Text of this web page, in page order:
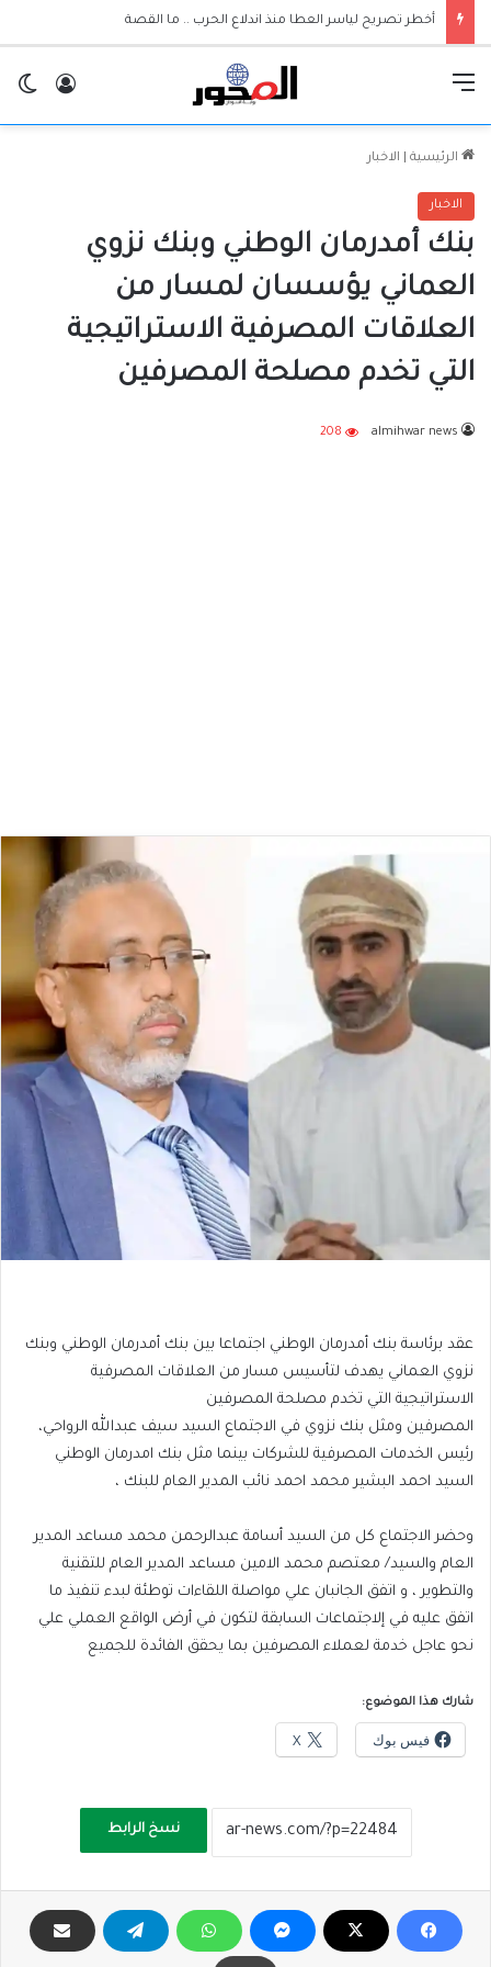
أخطر تصريح لياسر العطا منذ اندلاع الحرب .. ما القصة
الرئيسية الاخبار
الاخبار
بنك أمدرمان الوطني وبنك نزوي
العماني يؤسسان لمسار من
العلاقات المصرفية الاستراتيجية
التي تخدم مصلحة المصرفين
almihwar news
208
عقد برئاسة بنك أمدرمان الوطني اجتماعا بين بنك أمدرمان الوطني وبنك
نزوي العماني يهدف لتأسيس مسار من العلاقات المصرفية
الاستراتيجية التي تخدم مصلحة المصرفين
المصرفين ومثل بنك نزوي في الاجتماع السيد سيف عبدالله الرواحي،
رئيس الخدمات المصرفية للشركات بينما مثل بنك امدرمان الوطني
السيد احمد البشير محمد احمد نائب المدير العام للبنك ،
وحضر الاجتماع كل من السيد أسامة عبدالرحمن محمد مساعد المدير
العام والسيد/ معتصم محمد الامين مساعد المدير العام للتقنية
والتطوير ، و اتفق الجانبان علي مواصلة اللقاءات توطئة لبدء تنفيذ ما
اتفق عليه في إلاجتماعات السابقة لتكون في أرض الواقع العملي علي
نحو عاجل خدمة لعملاء المصرفين بما يحقق الفائدة للجميع
شارك هذا الموضوع:
فيس بوك X
نسخ الرابط